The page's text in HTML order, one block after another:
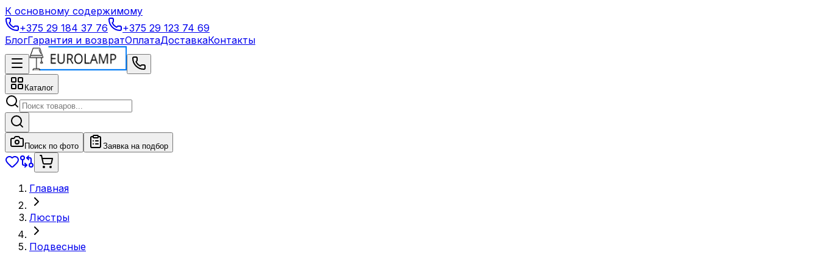
К основному содержимому
+375 29 184 37 76
+375 29 123 74 69
БлогГарантия и возвратОплатаДоставкаКонтакты
Каталог
Поиск по фото Заявка на подбор
Главная
Люстры
Подвесные